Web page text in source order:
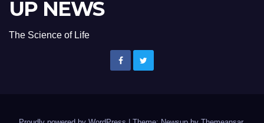
UP NEWS
The Science of Life